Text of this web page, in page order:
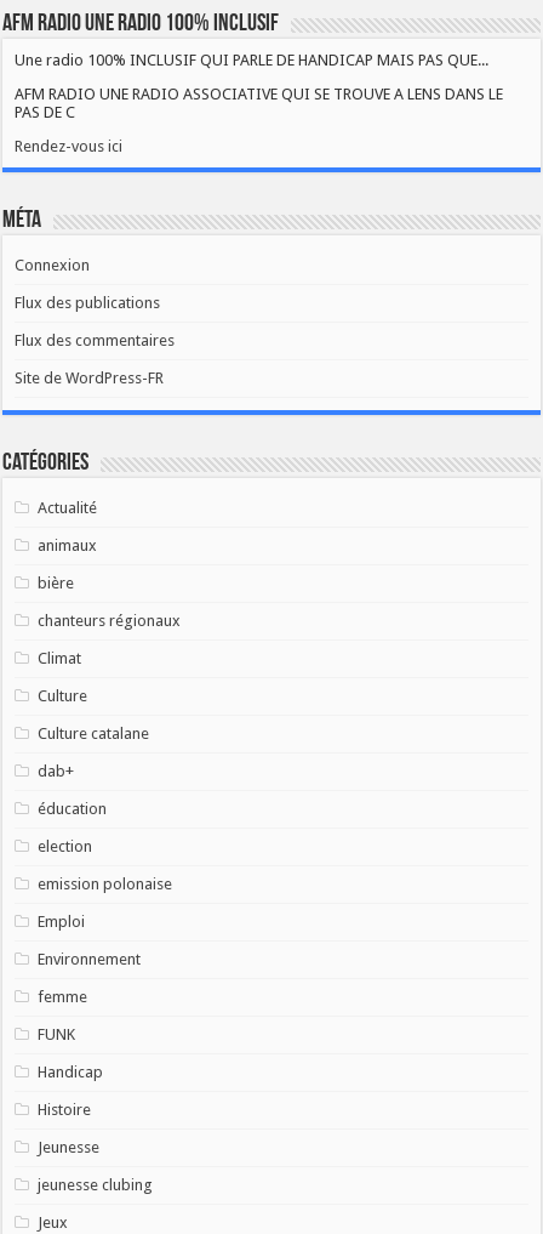
AFM RADIO UNE RADIO 100% INCLUSIF
Une radio 100% INCLUSIF QUI PARLE DE HANDICAP MAIS PAS QUE...
AFM RADIO UNE RADIO ASSOCIATIVE QUI SE TROUVE A LENS DANS LE
PAS DE C
Rendez-vous ici
Méta
Connexion
Flux des publications
Flux des commentaires
Site de WordPress-FR
Catégories
Actualité
animaux
bière
chanteurs régionaux
Climat
Culture
Culture catalane
dab+
éducation
election
emission polonaise
Emploi
Environnement
femme
FUNK
Handicap
Histoire
Jeunesse
jeunesse clubing
Jeux